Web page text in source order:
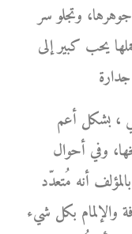
وتجلو سر
يحب كبير إلى
، بشكل أعم
وفي أحوال
أنه مُتعدّد
والإلمام بكل شيء